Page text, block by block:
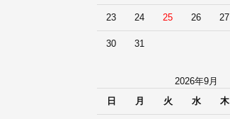
23 24 25 26 27
30 31
2026年9月
日
月 火 水 木